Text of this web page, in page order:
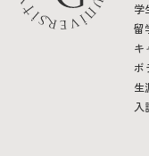
アクセス
学
留
キ
ボ
生
入